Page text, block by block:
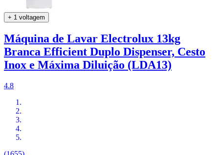
+ 1 voltagem
Máquina de Lavar Electrolux 13kg
Branca Efficient Duplo Dispenser, Cesto
Inox e Máxima Diluição (LDA13)
4.8